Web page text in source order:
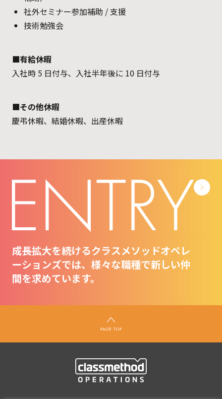
社外セミナー参加補助 / 支援
技術勉強会
■有給休暇
入社時 5 日付与、入社半年後に 10 日付与
■その他休暇
慶弔休暇、結婚休暇、出産休暇
成長拡大を続けるクラスメソッドオペレ
ーションズでは、様々な職種で新しい仲
間を求めています。